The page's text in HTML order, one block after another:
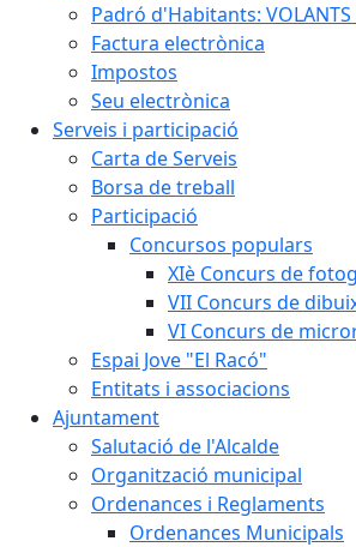
Padró d'Habitants:
Factura electrònica
Impostos
Seu electrònica
Serveis i participació
Carta de Serveis
Borsa de treball
Participació
Concursos populars
XIè Concurs de
VII Concurs de
VI Concurs de
Espai Jove "El Racó"
Entitats i associacions
Ajuntament
Salutació de l'Alcalde
Organització municipal
Ordenances i Reglaments
Ordenances Municipals